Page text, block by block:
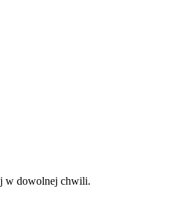
w dowolnej chwili.